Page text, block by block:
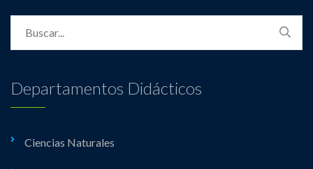
Departamentos Didácticos
Ciencias Naturales